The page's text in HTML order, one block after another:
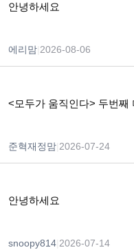
안녕하세요
에리맘 2026-08-06
<모두가 움직인다> 두번째
준혁재정맘 2026-07-24
안녕하세요
snoopy814 2026-07-14